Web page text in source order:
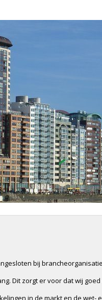
bij
Dit zorgt er voor dat wij goed
in de markt en de wet-